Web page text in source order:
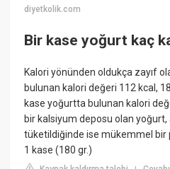
diyetkolik.com
Bir kase yoğurt kaç
Kalori yönünden oldukça zayıf
bulunan kalori değeri 112 kcal,
kase yoğurtta bulunan kalori
bir kalsiyum deposu olan yoğurt,
tüketildiğinde ise mükemmel bir
1 kase (180 gr.)